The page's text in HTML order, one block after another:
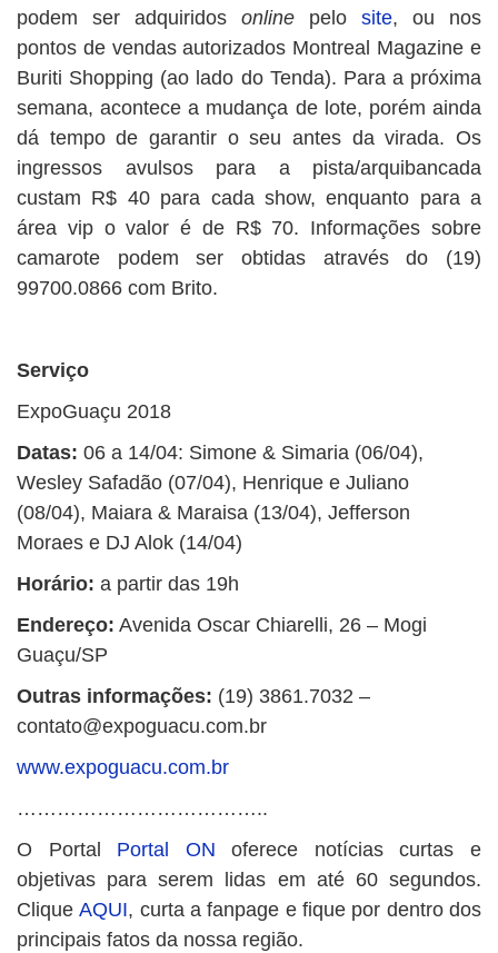
podem ser adquiridos online pelo site, ou nos
pontos de vendas autorizados Montreal Magazine e
Buriti Shopping (ao lado do Tenda). Para a próxima
semana, acontece a mudança de lote, porém ainda
dá tempo de garantir o seu antes da virada. Os
ingressos avulsos para a pista/arquibancada
custam R$ 40 para cada show, enquanto para a
área vip o valor é de R$ 70. Informações sobre
camarote podem ser obtidas através do (19)
99700.0866 com Brito.
Serviço
ExpoGuaçu 2018
Datas: 06 a 14/04: Simone & Simaria (06/04),
Wesley Safadão (07/04), Henrique e Juliano
(08/04), Maiara & Maraisa (13/04), Jefferson
Moraes e DJ Alok (14/04)
Horário: a partir das 19h
Endereço: Avenida Oscar Chiarelli, 26 – Mogi
Guaçu/SP
Outras informações: (19) 3861.7032 –
contato@expoguacu.com.br
www.expoguacu.com.br
………………………………..
O Portal Portal ON oferece notícias curtas e
objetivas para serem lidas em até 60 segundos.
CliqueAQUI, curta a fanpage e fique por dentro dos
principais fatos da nossa região.